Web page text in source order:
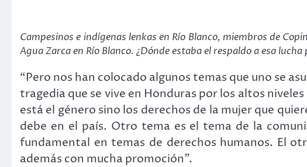
Campesinos e indígenas lenkas en Río Blanco, miembros de
Agua Zarca en Río Blanco. ¿Dónde estaba el respaldo a esa
“Pero nos han colocado algunos temas que uno se
tragedia que se vive en Honduras por los altos
está el género sino los derechos de la mujer que
debe en el país. Otro tema es el tema de la
fundamental en temas de derechos humanos. El
además con mucha promoción”.